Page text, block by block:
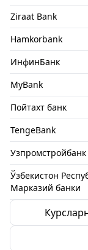
Ziraat Bank
Hamkorbank
ИнфинБанк
MyBank
Пойтахт банк
TengeBank
Узпромстройбанк
Ўзбекистон
Марказий банки